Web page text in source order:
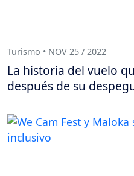
Turismo • NOV 25 / 2022
La historia del vuelo
después de su